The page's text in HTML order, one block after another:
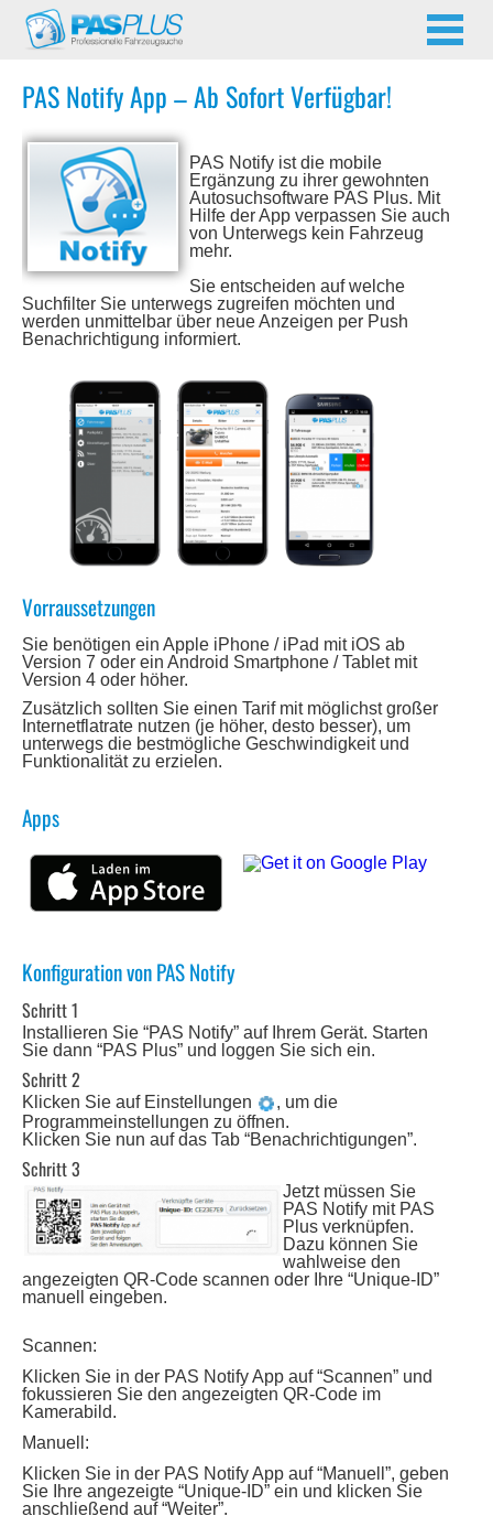
PAS Notify App – Ab Sofort Verfügbar!
PAS Notify ist die mobile
Ergänzung zu ihrer gewohnten
Autosuchsoftware PAS Plus. Mit
Hilfe der App verpassen Sie auch
von Unterwegs kein Fahrzeug
mehr.
Sie entscheiden auf welche
Suchfilter Sie unterwegs zugreifen möchten und
werden unmittelbar über neue Anzeigen per Push
Benachrichtigung informiert.
Vorraussetzungen
Sie benötigen ein Apple iPhone / iPad mit iOS ab
Version 7 oder ein Android Smartphone / Tablet mit
Version 4 oder höher.
Zusätzlich sollten Sie einen Tarif mit möglichst großer
Internetflatrate nutzen (je höher, desto besser), um
unterwegs die bestmögliche Geschwindigkeit und
Funktionalität zu erzielen.
Apps
Konfiguration von PAS Notify
Schritt 1
Installieren Sie “PAS Notify” auf Ihrem Gerät. Starten
Sie dann “PAS Plus” und loggen Sie sich ein.
Schritt 2
Klicken Sie auf Einstellungen
, um die
Programmeinstellungen zu öffnen.
Klicken Sie nun auf das Tab “Benachrichtigungen”.
Schritt 3
Jetzt müssen Sie
PAS Notify mit PAS
Plus verknüpfen.
Dazu können Sie
wahlweise den
angezeigten QR-Code scannen oder Ihre “Unique-ID”
manuell eingeben.
Scannen:
Klicken Sie in der PAS Notify App auf “Scannen” und
fokussieren Sie den angezeigten QR-Code im
Kamerabild.
Manuell:
Klicken Sie in der PAS Notify App auf “Manuell”, geben
Sie Ihre angezeigte “Unique-ID” ein und klicken Sie
anschließend auf “Weiter”.